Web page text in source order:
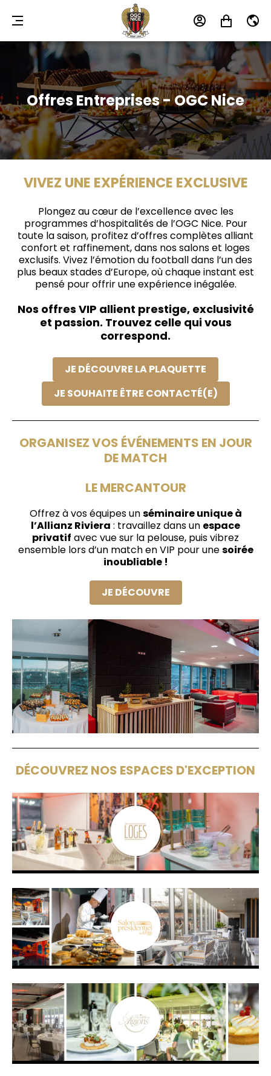
MENU MON MON FR
Offres Entreprises - OGC Nice
VIVEZ UNE EXPÉRIENCE EXCLUSIVE
Plongez au cœur de l’excellence avec les
programmes d’hospitalités de l’OGC Nice. Pour
toute la saison, profitez d’offres complètes alliant
confort et raffinement, dans nos salons et loges
exclusifs. Vivez l’émotion du football dans l’un des
plus beaux stades d’Europe, où chaque instant est
pensé pour offrir une expérience inégalée.
Nos offres VIP allient prestige, exclusivité
et passion. Trouvez celle qui vous
correspond.
JE DÉCOUVRE LA PLAQUETTE
JE SOUHAITE ÊTRE CONTACTÉ(E)
ORGANISEZ VOS ÉVÉNEMENTS EN JOUR
DE MATCH
LE MERCANTOUR
Offrez à vos équipes unséminaire unique à
l’Allianz Riviera : travaillez dans un espace
privatif avec vue sur la pelouse, puis vibrez
ensemble lors d’un match en VIP pour unesoirée
inoubliable !
JE DÉCOUVRE
DÉCOUVREZ NOS ESPACES D'EXCEPTION